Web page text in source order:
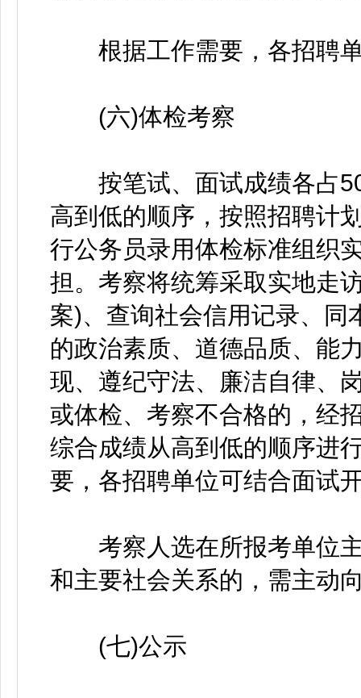
根据工作需要，各招聘单
(六)体检考察
按笔试、面试成绩各占
高到低的顺序，按照招聘计
行公务员录用体检标准组织
担。考察将统筹采取实地走
案)、查询社会信用记录、同
的政治素质、道德品质、能
现、遵纪守法、廉洁自律、
或体检、考察不合格的，经
综合成绩从高到低的顺序进
要，各招聘单位可结合面试
考察人选在所报考单位主
和主要社会关系的，需主动
(七)公示